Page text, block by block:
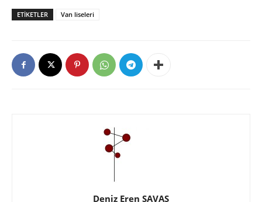
ETIKETLER Van liseleri
Deniz Eren SAVAŞ